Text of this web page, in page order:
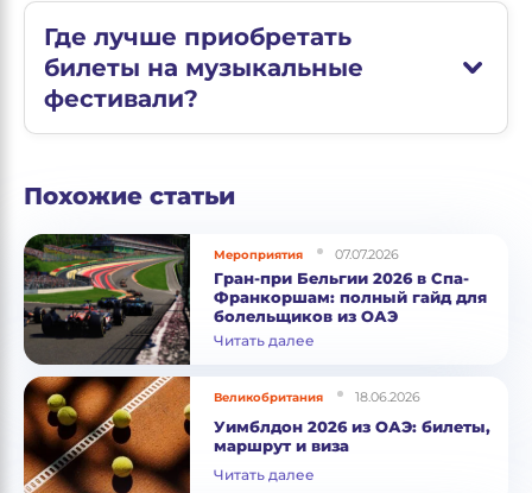
Где лучше приобретать
билеты на музыкальные
фестивали?
Похожие статьи
Мероприятия 07.07.2026
Гран-при Бельгии 2026 в Спа-
Франкоршам: полный гайд для
болельщиков из ОАЭ
Читать далее
Великобритания 18.06.2026
Уимблдон 2026 из ОАЭ: билеты,
маршрут и виза
Читать далее